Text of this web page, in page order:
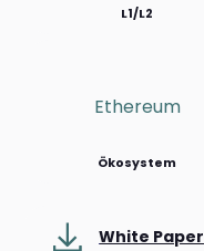
L1/L2
Ethereum
Ökosystem
White Paper